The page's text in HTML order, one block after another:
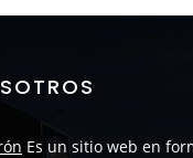
Es un sitio web en